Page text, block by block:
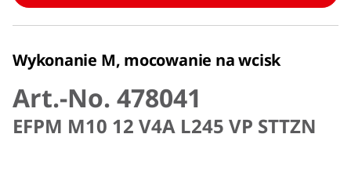
Wykonanie M, mocowanie na wcisk
Art.-No. 478041
EFPM M10 12 V4A L245 VP STTZN